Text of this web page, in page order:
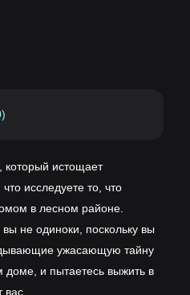
истощает
исследуете то, что
в лесном районе.
не одиноки, поскольку вы
ужасающую тайну
доме, и пытаетесь выжить в